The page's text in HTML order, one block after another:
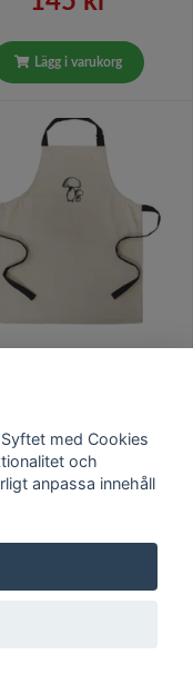
Lägg i varukorg
förkläde barn
Lägg i varukorg
med Cookies
och
anpassa innehåll